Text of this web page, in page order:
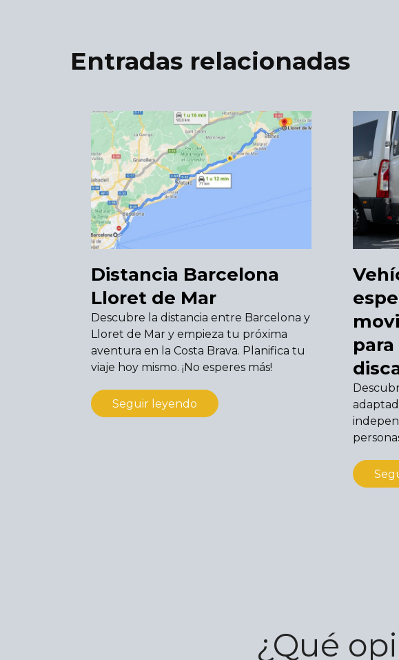
Entradas relacionadas
Distancia Barcelona
Lloret de Mar
Descubre la distancia entre Barcelona y
Lloret de Mar y empieza tu próxima
aventura en la Costa Brava. Planifica tu
viaje hoy mismo. ¡No esperes más!
Seguir leyendo
¿Qué